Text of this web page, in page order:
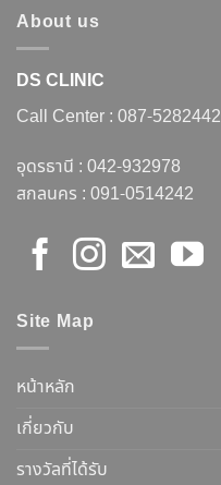
About us
DS CLINIC
Call Center : 087-5282442
อุดรธานี : 042-932978
สกลนคร : 091-0514242
Site Map
หน้าหลัก
เกี่ยวกับ
รางวัลที่ได้รับ